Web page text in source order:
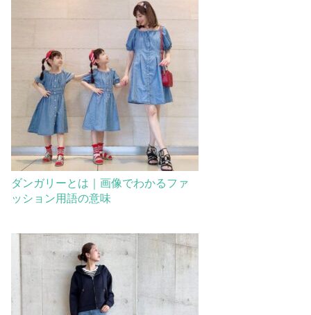
ダンガリーとは｜画像でわかるファ
ッション用語の意味